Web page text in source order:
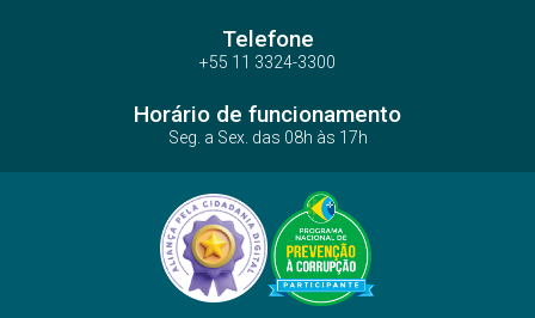
Telefone
+55 11 3324-3300
Horário de funcionamento
Seg. a Sex. das 08h às 17h